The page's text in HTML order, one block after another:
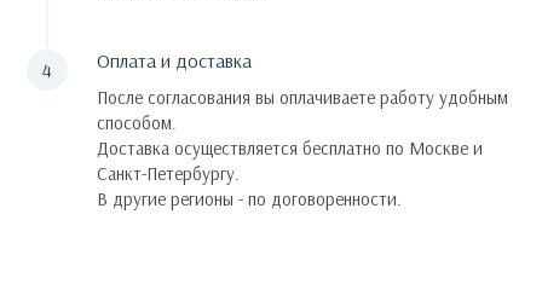
Оплата и доставка
После согласования вы оплачиваете работу удобным
способом.
Доставка осуществляется бесплатно по Москве и
Санкт-Петербургу.
В другие регионы - по договоренности.